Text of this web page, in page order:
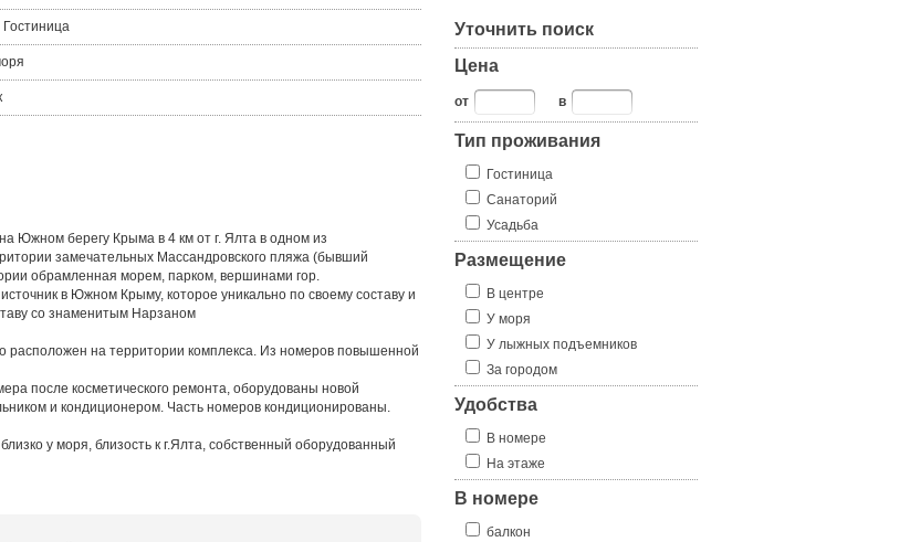
Гостиница
Южном берегу Крыма в 4 км от г. Ялта в одном из
замечательных Массандровского пляжа (бывший
обрамленная морем, парком, вершинами гор.
в Южном Крыму, которое уникально по своему составу и
со знаменитым Нарзаном
расположен на территории комплекса. Из номеров повышенной
после косметического ремонта, оборудованы новой
и кондиционером. Часть номеров кондиционированы.
у моря, близость к г.Ялта, собственный оборудованный
Уточнить поиск
Цена
от в
Тип проживания
Гостиница
Санаторий
Усадьба
Размещение
В центре
У моря
У лыжных подъемников
За городом
Удобства
В номере
На этаже
В номере
балкон